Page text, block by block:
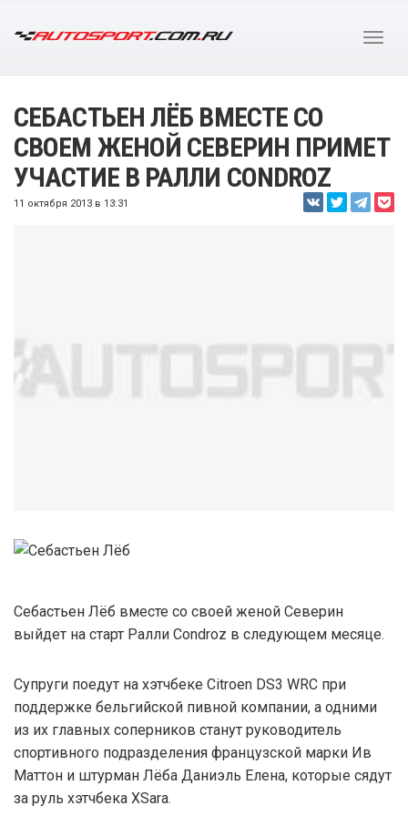
СЕБАСТЬЕН ЛЁБ ВМЕСТЕ СО
СВОЕМ ЖЕНОЙ СЕВЕРИН ПРИМЕТ
УЧАСТИЕ В РАЛЛИ CONDROZ
11 октября 2013 в 13:31
Себастьен Лёб вместе со своей женой Северин
выйдет на старт Ралли Condroz в следующем месяце.
Супруги поедут на хэтчбеке Citroen DS3 WRC при
поддержке бельгийской пивной компании, а одними
из их главных соперников станут руководитель
спортивного подразделения французской марки Ив
Маттон и штурман Лёба Даниэль Елена, которые сядут
за руль хэтчбека XSara.